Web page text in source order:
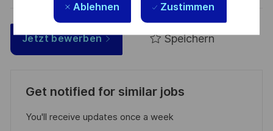
Ablehnen Zustimmen
Jetzt bewerben Speichern
Get notified for similar jobs
You'll receive updates once a week